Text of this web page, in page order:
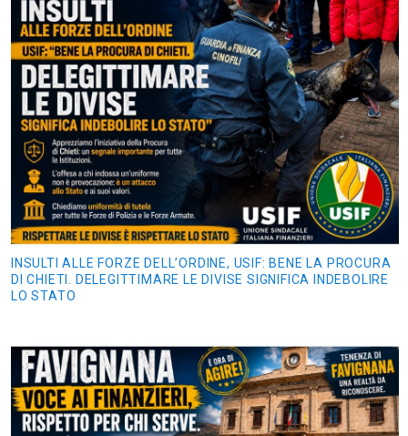
INSULTI ALLE FORZE DELL’ORDINE, USIF: BENE LA PROCURA
DI CHIETI. DELEGITTIMARE LE DIVISE SIGNIFICA INDEBOLIRE
LO STATO